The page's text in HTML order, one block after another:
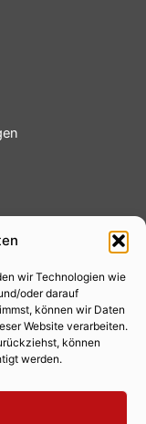
wir Technologien wie
oder darauf
können wir Daten
Website verarbeiten.
können
werden.